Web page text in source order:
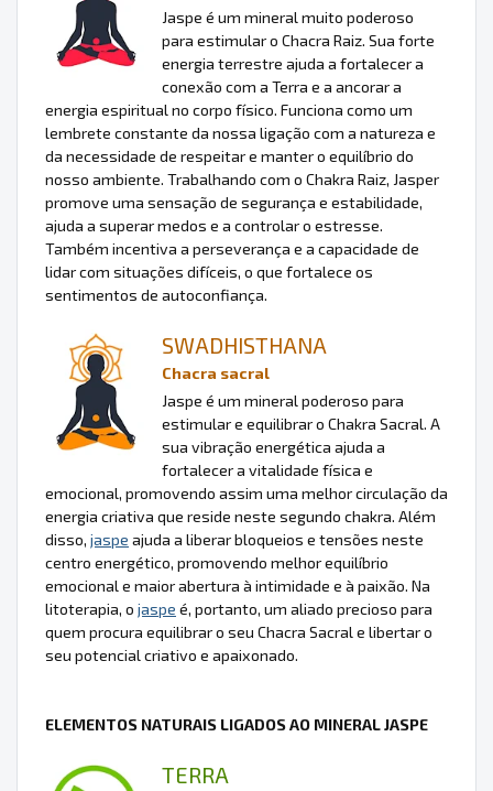
Jaspe é um mineral muito poderoso
para estimular o Chacra Raiz. Sua forte
energia terrestre ajuda a fortalecer a
conexão com a Terra e a ancorar a
energia espiritual no corpo físico. Funciona como um
lembrete constante da nossa ligação com a natureza e
da necessidade de respeitar e manter o equilíbrio do
nosso ambiente. Trabalhando com o Chakra Raiz, Jasper
promove uma sensação de segurança e estabilidade,
ajuda a superar medos e a controlar o estresse.
Também incentiva a perseverança e a capacidade de
lidar com situações difíceis, o que fortalece os
sentimentos de autoconfiança.
SWADHISTHANA
Chacra sacral
Jaspe é um mineral poderoso para
estimular e equilibrar o Chakra Sacral. A
sua vibração energética ajuda a
fortalecer a vitalidade física e
emocional, promovendo assim uma melhor circulação da
energia criativa que reside neste segundo chakra. Além
disso, jaspe ajuda a liberar bloqueios e tensões neste
centro energético, promovendo melhor equilíbrio
emocional e maior abertura à intimidade e à paixão. Na
litoterapia, o jaspe é, portanto, um aliado precioso para
quem procura equilibrar o seu Chacra Sacral e libertar o
seu potencial criativo e apaixonado.
ELEMENTOS NATURAIS LIGADOS AO MINERAL JASPE
TERRA